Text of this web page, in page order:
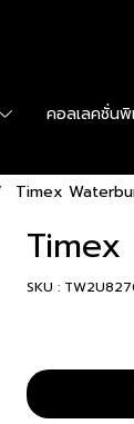
คอลเลคชั่นพิ
Timex
SKU :